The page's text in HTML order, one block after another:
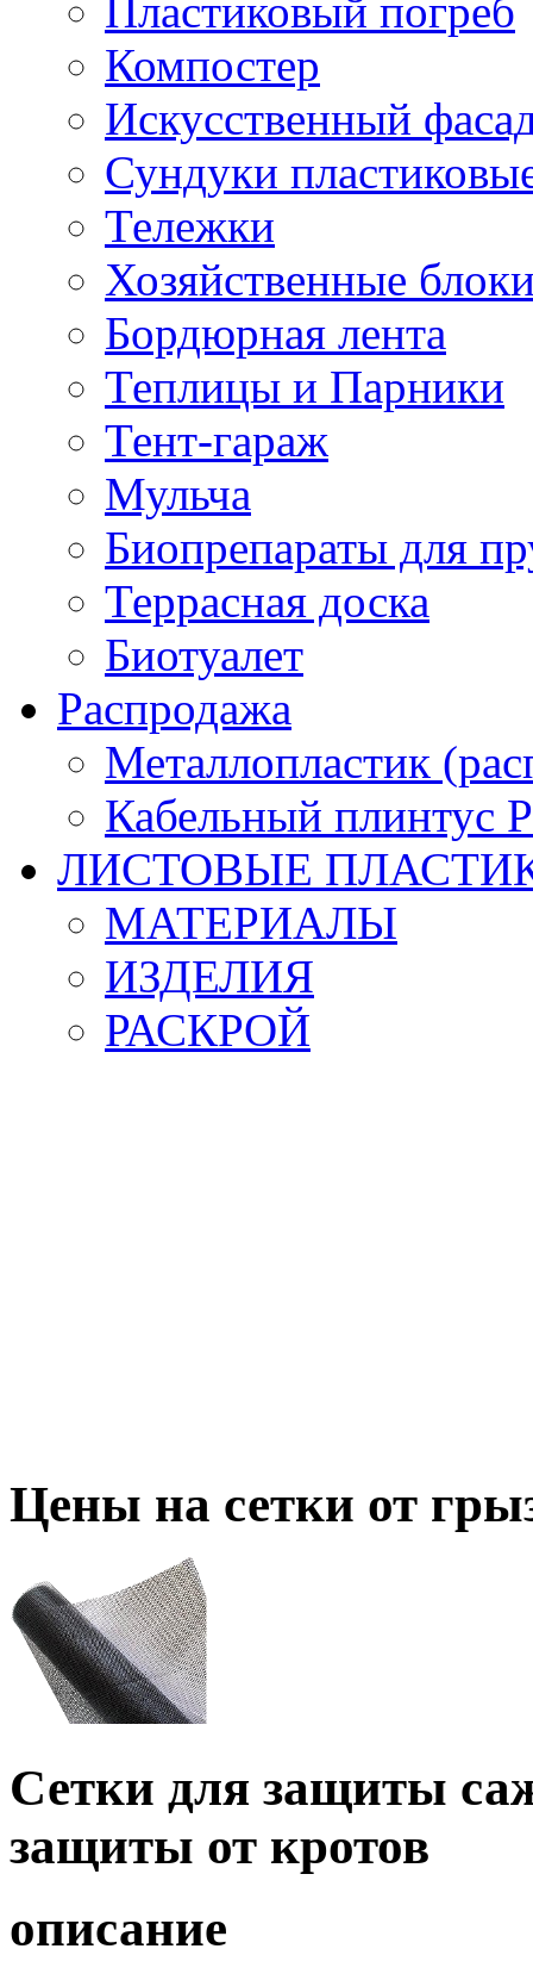
Пластиковый погреб
Компостер
Искусственный
Сундуки
Тележки
Хозяйственные
Бордюрная лента
Теплицы и Парники
Тент-гараж
Мульча
Биопрепараты для
Террасная доска
Биотуалет
Распродажа
Металлопластик
Кабельный
ЛИСТОВЫЕ
МАТЕРИАЛЫ
ИЗДЕЛИЯ
РАСКРОЙ
Цены на сетки от
Сетки для защиты
защиты от кротов
описание